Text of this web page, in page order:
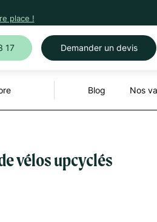
place !
17 Demander un devis
Blog Nos
vélos upcyclés